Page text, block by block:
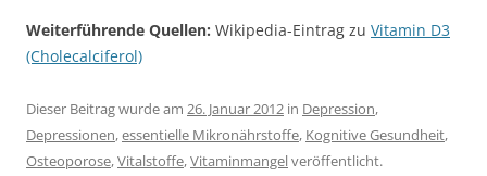
Weiterführende Quellen: Wikipedia-Eintrag zu Vitamin D3
(Cholecalciferol)
Dieser Beitrag wurde am 26. Januar 2012 in Depression,
Depressionen,essentielle Mikronährstoffe, Kognitive Gesundheit,
Osteoporose,Vitalstoffe,Vitaminmangelveröffentlicht.